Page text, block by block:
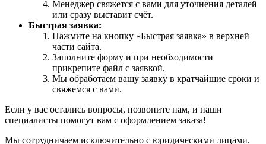
Менеджер свяжется с вами для уточнения деталей
или сразу выставит счёт.
Быстрая заявка:
Нажмите на кнопку «Быстрая заявка» в верхней
части сайта.
Заполните форму и при необходимости
прикрепите файл с заявкой.
Мы обработаем вашу заявку в кратчайшие сроки и
свяжемся с вами.
Если у вас остались вопросы, позвоните нам, и наши
специалисты помогут вам с оформлением заказа!
Мы сотрудничаем исключительно с юридическими лицами.